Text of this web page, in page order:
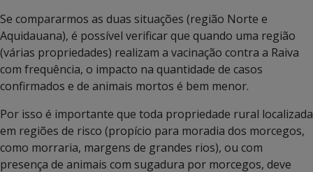
Se compararmos as duas situações (região Norte e
Aquidauana), é possível verificar que quando uma região
(várias propriedades) realizam a vacinação contra a Raiva
com frequência, o impacto na quantidade de casos
confirmados e de animais mortos é bem menor.
Por isso é importante que toda propriedade rural localizada
em regiões de risco (propício para moradia dos morcegos,
como morraria, margens de grandes rios), ou com
presença de animais com sugadura por morcegos, deve